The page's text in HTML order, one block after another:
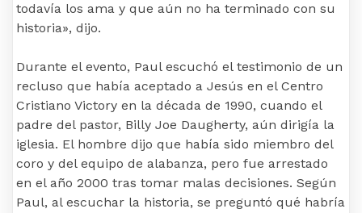
todavía los ama y que aún no ha terminado con su
historia», dijo.
Durante el evento, Paul escuchó el testimonio de un
recluso que había aceptado a Jesús en el Centro
Cristiano Victory en la década de 1990, cuando el
padre del pastor, Billy Joe Daugherty, aún dirigía la
iglesia. El hombre dijo que había sido miembro del
coro y del equipo de alabanza, pero fue arrestado
en el año 2000 tras tomar malas decisiones. Según
Paul, al escuchar la historia, se preguntó qué habría